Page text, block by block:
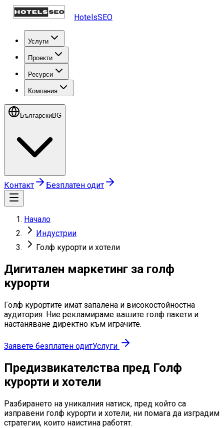
HotelsSEO
Услуги
Проекти
Ресурси
Компания
БългарскиBG
Контакт Безплатен одит
Начало
Индустрии
Голф курорти и хотели
Дигитален маркетинг за голф
курорти
Голф курортите имат запалена и високостойностна
аудитория. Ние рекламираме вашите голф пакети и
настаняване директно към играчите.
Заявете безплатен одитУслуги
Предизвикателства пред Голф
курорти и хотели
Разбирането на уникалния натиск, пред който са
изправени голф курорти и хотели, ни помага да изградим
стратегии, които наистина работят.